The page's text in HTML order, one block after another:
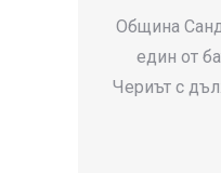
Община
един от
Чериът с